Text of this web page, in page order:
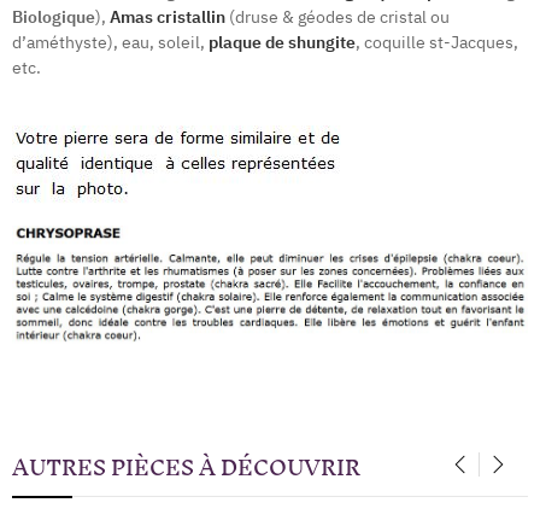
Biologique), Amas cristallin (druse & géodes de cristal ou
d’améthyste), eau, soleil, plaque de shungite, coquille st-Jacques,
etc.
AUTRES PIÈCES À DÉCOUVRIR